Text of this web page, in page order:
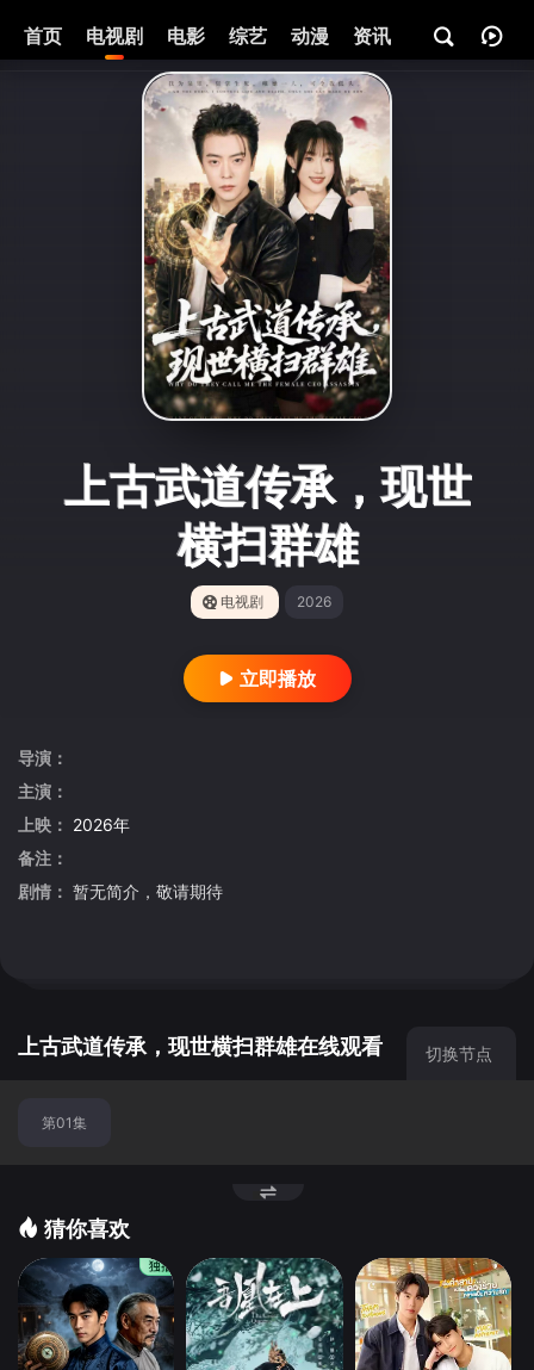
首页 电视剧 电影 综艺 动漫 资讯
上古武道传承，现世
横扫群雄
电视剧 2026
立即播放
导演：
主演：
上映： 2026年
备注：
剧情： 暂无简介，敬请期待
上古武道传承，现世横扫群雄在线观看 切换节点
第01集
猜你喜欢